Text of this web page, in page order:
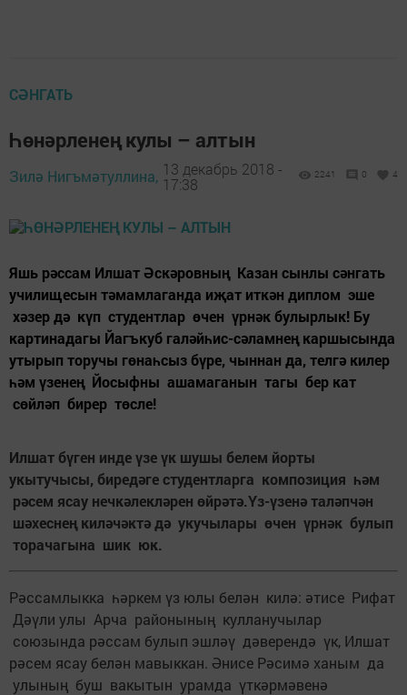
СӘНГАТЬ
Һөнәрленең кулы – алтын
Зилә Нигъмәтуллина, 13 декабрь 2018 -
17:38
2241 0 4
Яшь рәссам Илшат Әскәровның Казан сынлы сәнгать
училищесын тәмамлаганда иҗат иткән диплом эше
хәзер дә күп студентлар өчен үрнәк булырлык! Бу
картинадагы Йагъкуб галәйһис-сәламнең каршысында
утырып торучы гөнаһсыз бүре, чыннан да, телгә килер
һәм үзенең Йосыфны ашамаганын тагы бер кат
сөйләп бирер төсле!
Илшат бүген инде үзе үк шушы белем йорты
укытучысы, биредәге студентларга композиция һәм
рәсем ясау нечкәлекләрен өйрәтә.Үз-үзенә таләпчән
шәхеснең киләчәктә дә укучылары өчен үрнәк булып
торачагына шик юк.
Рәссамлыкка һәркем үз юлы белән килә: әтисе Рифат
Дәүли улы Арча районының кулланучылар
союзында рәссам булып эшләү дәверендә үк, Илшат
рәсем ясау белән мавыккан. Әнисе Рәсимә ханым да
улының буш вакытын урамда үткәрмәвенә